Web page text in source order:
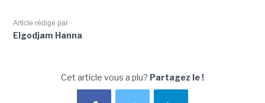
Article rédigé par
Elgodjam Hanna
Cet article vous a plu? Partagez le !